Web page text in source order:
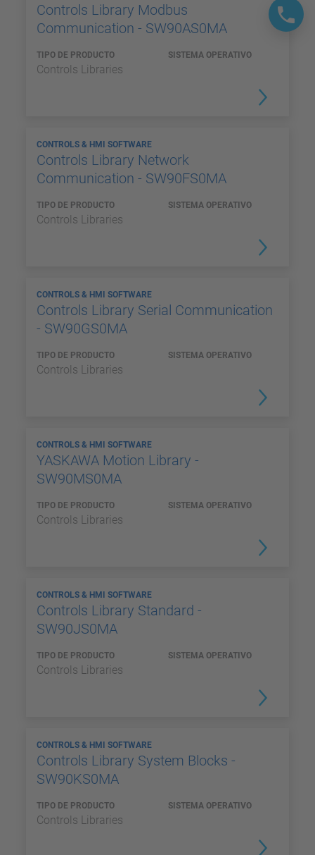
Controls Library Modbus
Communication - SW90AS0MA
TIPO DE PRODUCTO
Controls Libraries
SISTEMA OPERATIVO
CONTROLS & HMI SOFTWARE
Controls Library Network
Communication - SW90FS0MA
TIPO DE PRODUCTO
Controls Libraries
SISTEMA OPERATIVO
CONTROLS & HMI SOFTWARE
Controls Library Serial Communication
- SW90GS0MA
TIPO DE PRODUCTO
Controls Libraries
SISTEMA OPERATIVO
CONTROLS & HMI SOFTWARE
YASKAWA Motion Library -
SW90MS0MA
TIPO DE PRODUCTO
Controls Libraries
SISTEMA OPERATIVO
CONTROLS & HMI SOFTWARE
Controls Library Standard -
SW90JS0MA
TIPO DE PRODUCTO
Controls Libraries
SISTEMA OPERATIVO
CONTROLS & HMI SOFTWARE
Controls Library System Blocks -
SW90KS0MA
TIPO DE PRODUCTO
Controls Libraries
SISTEMA OPERATIVO